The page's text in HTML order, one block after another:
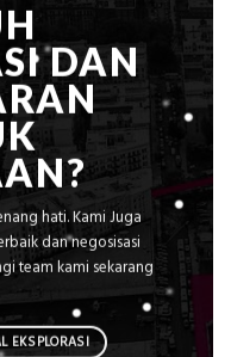
DAN
hati. Kami Juga
dan negosisasi
team kami sekarang
EKSPLORASI